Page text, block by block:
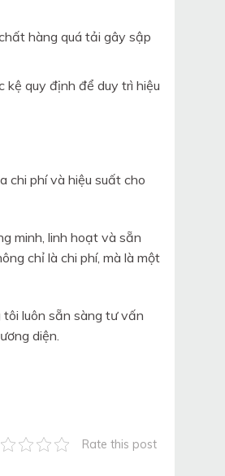
hàng quá tải gây sập
kệ quy định để duy trì hiệu
chi phí và hiệu suất cho
minh, linh hoạt và sẵn
chỉ là chi phí, mà là một
luôn sẵn sàng tư vấn
diện.
Rate this post